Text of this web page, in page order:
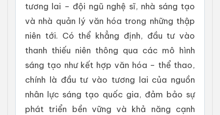
tương lai – đội ngũ nghệ sĩ, nhà sáng tạo
và nhà quản lý văn hóa trong những thập
niên tới. Có thể khẳng định, đầu tư vào
thanh thiếu niên thông qua các mô hình
sáng tạo như kết hợp văn hóa – thể thao,
chính là đầu tư vào tương lai của nguồn
nhân lực sáng tạo quốc gia, đảm bảo sự
phát triển bền vững và khả năng cạnh